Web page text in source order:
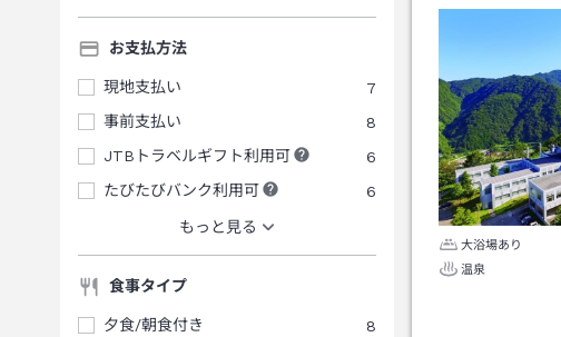
お支払方法
現地支払い
7
事前支払い
8
JTBトラベルギフト利用可
6
たびたびバンク利用可
6
もっと見る
食事タイプ
夕食/朝食付き
8
大浴場あり
温泉